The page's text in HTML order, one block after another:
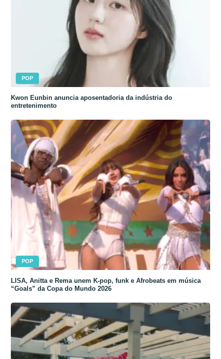
POP
Kwon Eunbin anuncia aposentadoria da indústria do
entretenimento
POP
LISA, Anitta e Rema unem K-pop, funk e Afrobeats em música
“Goals” da Copa do Mundo 2026